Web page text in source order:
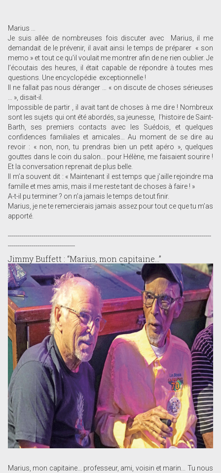
Marius …
Je suis allée de nombreuses fois discuter avec Marius, il me
demandait de le prévenir, il avait ainsi le temps de préparer « son
memo » et tout ce qu’il voulait me montrer afin de ne rien oublier. Je
l’écoutais des heures, il était capable de répondre à toutes mes
questions. Une encyclopédie exceptionnelle !
Il ne fallait pas nous déranger … « on discute de choses sérieuses
… », disait-il.
Impossible de partir , il avait tant de choses à me dire ! Nombreux
sont les sujets qui ont été abordés, sa jeunesse, l’histoire de Saint-
Barth, ses premiers contacts avec les Suédois, et quelques
confidences familiales et amicales… Au moment de se dire au
revoir : « non, non, tu prendras bien un petit apéro », quelques
gouttes dans le coin du salon... pour Hélène, me faisaient sourire !
Et la conversation reprenait de plus belle.
Il m’a souvent dit : « Maintenant il est temps que j’aille rejoindre ma
famille et mes amis, mais il me reste tant de choses à faire ! »
A-t-il pu terminer ? on n’a jamais le temps de tout finir.
Marius, je ne te remercierais jamais assez pour tout ce que tu m’as
apporté.
-------------------------------------------------------------------------------------------------------
----------------------------------
Jimmy Buffett : “Marius, mon capitaine...”
Marius, mon capitaine... professeur, ami, voisin et marin... Tu nous